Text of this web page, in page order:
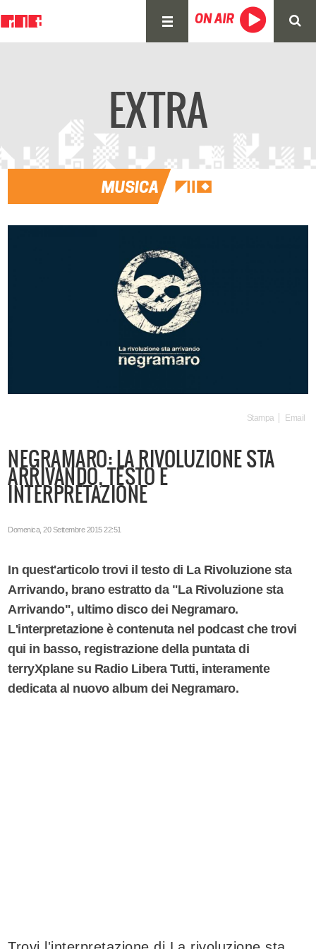
EXTRA
Stampa Email
NEGRAMARO: LA RIVOLUZIONE STA
ARRIVANDO, TESTO E
INTERPRETAZIONE
Domenica, 20 Settembre 2015 22:51
In quest'articolo trovi il testo di La Rivoluzione sta
Arrivando, brano estratto da "La Rivoluzione sta
Arrivando", ultimo disco dei Negramaro.
L'interpretazione è contenuta nel podcast che trovi
qui in basso, registrazione della puntata di
terryXplane su Radio Libera Tutti, interamente
dedicata al nuovo album dei Negramaro.